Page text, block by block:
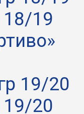
18/19
19/20
19/20